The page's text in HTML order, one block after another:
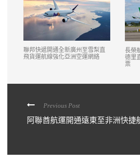
Previous Post
阿聯酋航運開通遠東至非洲快捷
聯邦快遞開通全新廣州至雪梨直
飛貨運航線強化亞洲空運網絡
長榮
德里
票